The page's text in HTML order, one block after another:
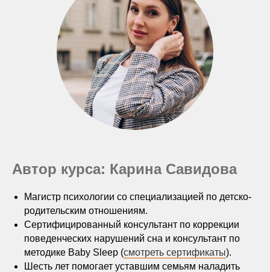
Автор курса: Карина Савидова
Магистр психологии со специализацией по детско-
родительским отношениям.
Сертифицированный консультант по коррекции
поведенческих нарушений сна и консультант по
методике Baby Sleep (смотреть сертификаты).
Шесть лет помогает уставшим семьям наладить